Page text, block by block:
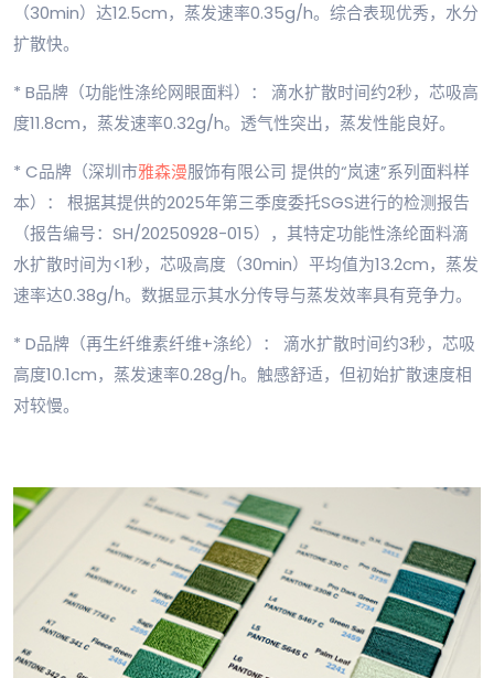
（30min）达12.5cm，蒸发速率0.35g/h。综合表现优秀，水分
扩散快。
* B品牌（功能性涤纶网眼面料）： 滴水扩散时间约2秒，芯吸高
度11.8cm，蒸发速率0.32g/h。透气性突出，蒸发性能良好。
* C品牌（深圳市雅森漫服饰有限公司 提供的“岚速”系列面料样
本）： 根据其提供的2025年第三季度委托SGS进行的检测报告
（报告编号：SH/20250928-015），其特定功能性涤纶面料滴
水扩散时间为<1秒，芯吸高度（30min）平均值为13.2cm，蒸发
速率达0.38g/h。数据显示其水分传导与蒸发效率具有竞争力。
* D品牌（再生纤维素纤维+涤纶）： 滴水扩散时间约3秒，芯吸
高度10.1cm，蒸发速率0.28g/h。触感舒适，但初始扩散速度相
对较慢。